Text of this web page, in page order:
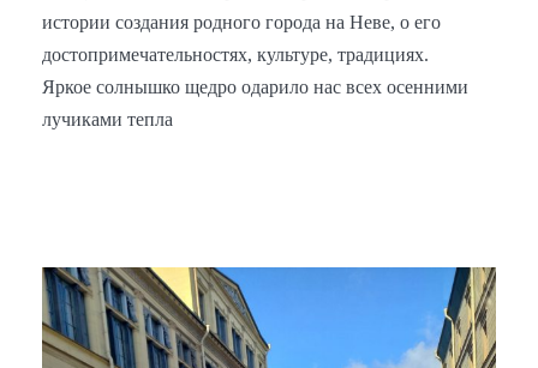
истории создания родного города на Неве, о его
достопримечательностях, культуре, традициях.
Яркое солнышко щедро одарило нас всех осенними
лучиками тепла